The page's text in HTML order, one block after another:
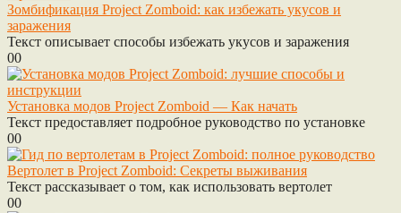
Зомбификация Project Zomboid: как избежать укусов и
заражения
Текст описывает способы избежать укусов и заражения
00
Установка модов Project Zomboid — Как начать
Текст предоставляет подробное руководство по установке
00
Вертолет в Project Zomboid: Секреты выживания
Текст рассказывает о том, как использовать вертолет
00